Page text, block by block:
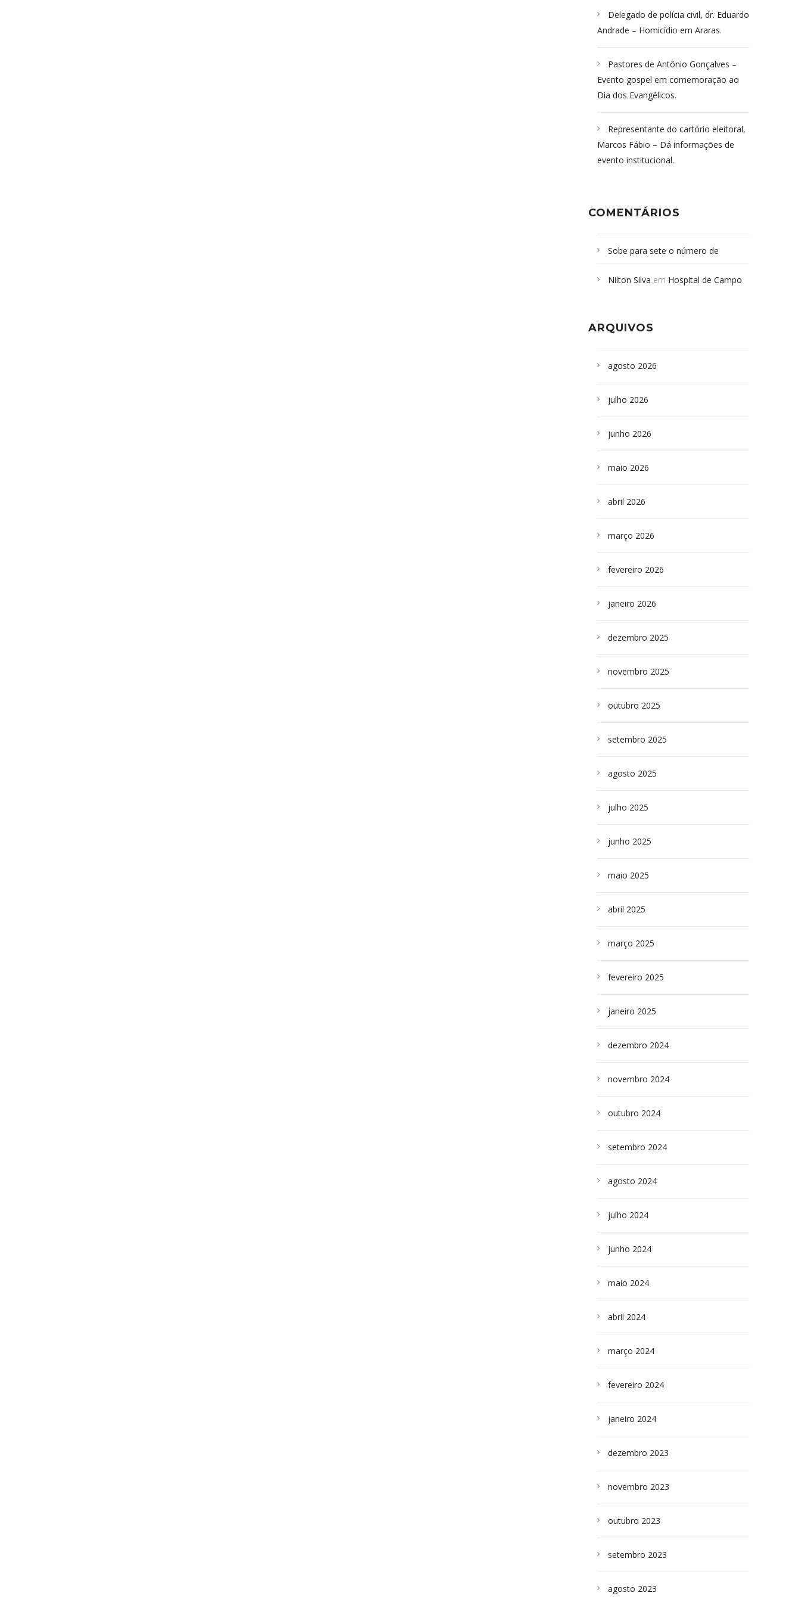
Delegado de polícia civil, dr. Eduardo
Andrade – Homicídio em Araras.
Pastores de Antônio Gonçalves –
Evento gospel em comemoração ao
Dia dos Evangélicos.
Representante do cartório eleitoral,
Marcos Fábio – Dá informações de
evento institucional.
COMENTÁRIOS
Sobe para sete o número de
desabamento em São Paulo - Revista
sepultados em SP
Nilton Silva em Hospital de Campo
ARQUIVOS
agosto 2026
julho 2026
junho 2026
maio 2026
abril 2026
março 2026
fevereiro 2026
janeiro 2026
dezembro 2025
novembro 2025
outubro 2025
setembro 2025
agosto 2025
julho 2025
junho 2025
maio 2025
abril 2025
março 2025
fevereiro 2025
janeiro 2025
dezembro 2024
novembro 2024
outubro 2024
setembro 2024
agosto 2024
julho 2024
junho 2024
maio 2024
abril 2024
março 2024
fevereiro 2024
janeiro 2024
dezembro 2023
novembro 2023
outubro 2023
setembro 2023
agosto 2023